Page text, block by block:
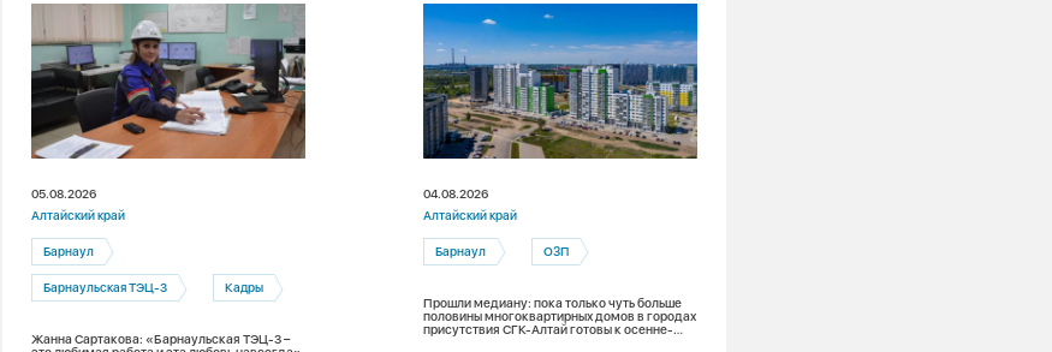
05.08.2026
Алтайский край
Барнаул
Барнаульская ТЭЦ-3 Кадры
Жанна Сартакова: «Барнаульская ТЭЦ-3 –
04.08.2026
Алтайский край
Барнаул ОЗП
Прошли медиану: пока только чуть больше
половины многоквартирных домов в городах
присутствия СГК-Алтай готовы к осенне-